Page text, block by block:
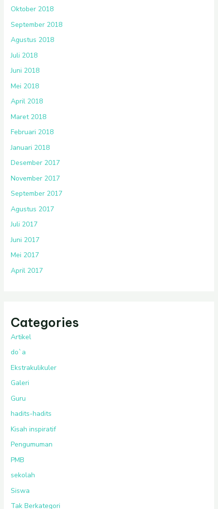
Oktober 2018
September 2018
Agustus 2018
Juli 2018
Juni 2018
Mei 2018
April 2018
Maret 2018
Februari 2018
Januari 2018
Desember 2017
November 2017
September 2017
Agustus 2017
Juli 2017
Juni 2017
Mei 2017
April 2017
Categories
Artikel
do`a
Ekstrakulikuler
Galeri
Guru
hadits-hadits
Kisah inspiratif
Pengumuman
PMB
sekolah
Siswa
Tak Berkategori